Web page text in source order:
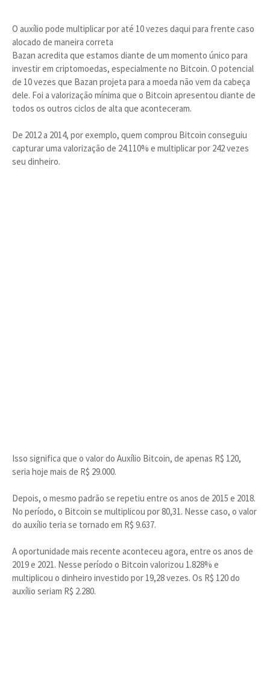
O auxílio pode multiplicar por até 10 vezes daqui para frente caso
alocado de maneira correta
Bazan acredita que estamos diante de um momento único para
investir em criptomoedas, especialmente no Bitcoin. O potencial
de 10 vezes que Bazan projeta para a moeda não vem da cabeça
dele. Foi a valorização mínima que o Bitcoin apresentou diante de
todos os outros ciclos de alta que aconteceram.
De 2012 a 2014, por exemplo, quem comprou Bitcoin conseguiu
capturar uma valorização de 24.110% e multiplicar por 242 vezes
seu dinheiro.
Isso significa que o valor do Auxílio Bitcoin, de apenas R$ 120,
seria hoje mais de R$ 29.000.
Depois, o mesmo padrão se repetiu entre os anos de 2015 e 2018.
No período, o Bitcoin se multiplicou por 80,31. Nesse caso, o valor
do auxílio teria se tornado em R$ 9.637.
A oportunidade mais recente aconteceu agora, entre os anos de
2019 e 2021. Nesse período o Bitcoin valorizou 1.828% e
multiplicou o dinheiro investido por 19,28 vezes. Os R$ 120 do
auxílio seriam R$ 2.280.